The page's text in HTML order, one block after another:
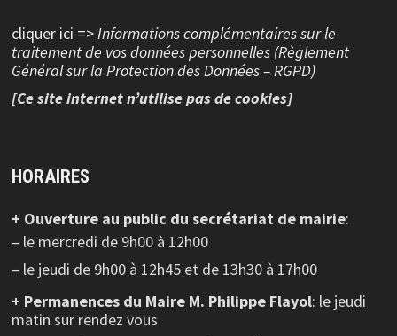
cliquer ici =>Informations complémentaires sur le
traitement de vos données personnelles (Règlement
Général sur la Protection des Données – RGPD)
[Ce site internet n’utilise pas de cookies]
HORAIRES
+ Ouverture au public du secrétariat de mairie:
– le mercredi de 9h00 à 12h00
– le jeudi de 9h00 à 12h45 et de 13h30 à 17h00
+ Permanences du Maire M. Philippe Flayol: le jeudi
matin sur rendez vous